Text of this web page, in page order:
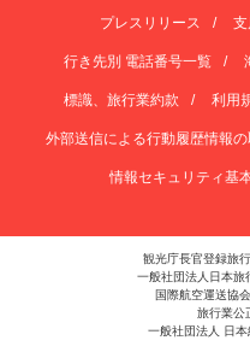
プレスリリース
行き先別 電話番号一覧
標識、旅行業約款 利用
外部送信による行動履歴情報
情報セキュリティ基
観光庁長官登録旅
一般社団法人日本旅
国際航空運送協
旅行業公
一般社団法人 日本